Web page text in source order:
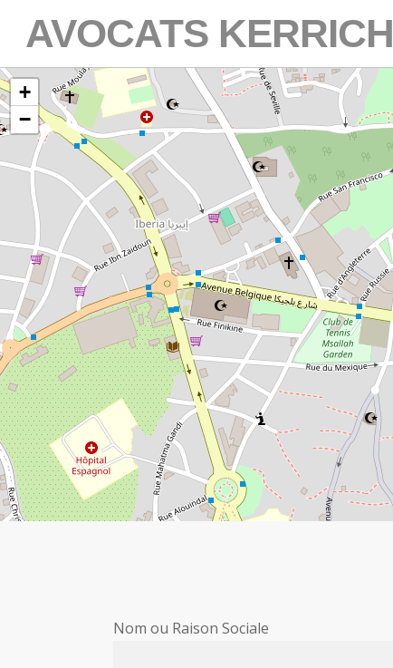
AVOCATS KERRICH
+
−
Nom ou Raison Sociale